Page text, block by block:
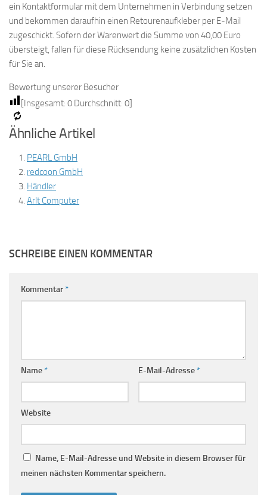
ein Kontaktformular mit dem Unternehmen in Verbindung setzen
und bekommen daraufhin einen Retourenaufkleber per E-Mail
zugeschickt. Sofern der Warenwert die Summe von 40,00 Euro
übersteigt, fallen für diese Rücksendung keine zusätzlichen Kosten
für Sie an.
Bewertung unserer Besucher
[Insgesamt: 0 Durchschnitt: 0]
Ähnliche Artikel
PEARL GmbH
redcoon GmbH
Händler
Arlt Computer
SCHREIBE EINEN KOMMENTAR
Kommentar*
Name* E-Mail-Adresse*
Website
Name, E-Mail-Adresse und Website in diesem Browser für
meinen nächsten Kommentar speichern.